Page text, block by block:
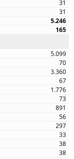
31
31
5.246
165
5.099
70
3.360
67
1.776
73
891
56
297
33
38
38